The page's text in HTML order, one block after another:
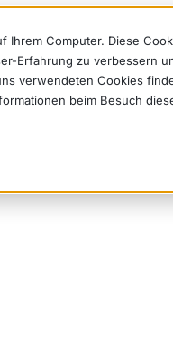
Ihrem Computer. Diese
Erfahrung zu verbessern
verwendeten Cookies
beim Besuch